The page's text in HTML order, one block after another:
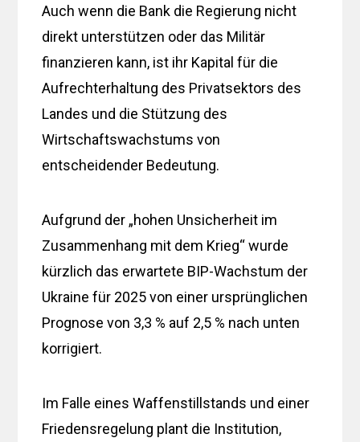
Auch wenn die Bank die Regierung nicht
direkt unterstützen oder das Militär
finanzieren kann, ist ihr Kapital für die
Aufrechterhaltung des Privatsektors des
Landes und die Stützung des
Wirtschaftswachstums von
entscheidender Bedeutung.
Aufgrund der „hohen Unsicherheit im
Zusammenhang mit dem Krieg“ wurde
kürzlich das erwartete BIP-Wachstum der
Ukraine für 2025 von einer ursprünglichen
Prognose von 3,3 % auf 2,5 % nach unten
korrigiert.
Im Falle eines Waffenstillstands und einer
Friedensregelung plant die Institution,